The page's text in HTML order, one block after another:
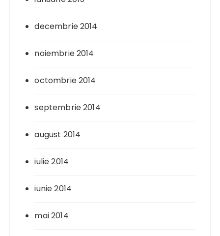
decembrie 2014
noiembrie 2014
octombrie 2014
septembrie 2014
august 2014
iulie 2014
iunie 2014
mai 2014